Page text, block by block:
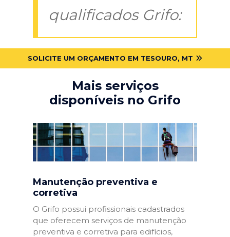
qualificados Grifo:
SOLICITE UM ORÇAMENTO EM TESOURO, MT
Mais serviços
disponíveis no Grifo
Manutenção preventiva e
corretiva
O Grifo possui profissionais cadastrados
que oferecem serviços de manutenção
preventiva e corretiva para edifícios,